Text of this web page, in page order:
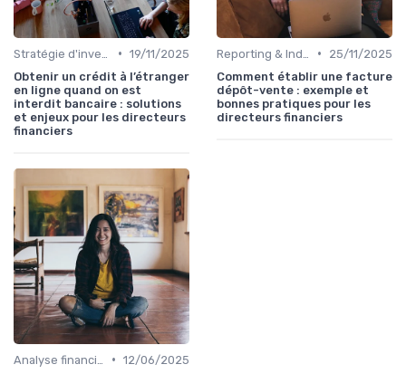
• 19/11/2025
Obtenir un crédit à l’étranger
en ligne quand on est
interdit bancaire : solutions
et enjeux pour les directeurs
financiers
•
25/11/2025
Comment établir une facture
dépôt-vente : exemple et
bonnes pratiques pour les
directeurs financiers
• 12/06/2025